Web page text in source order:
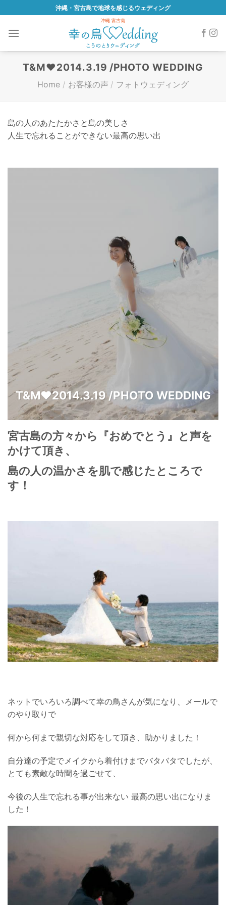
to
content
沖縄・宮古島で地球を感じるウェディング
T&M♥2014.3.19 /PHOTO WEDDING
Home / お客様の声 / フォトウェディング
島の人のあたたかさと島の美しさ
人生で忘れることができない最高の思い出
T&M♥2014.3.19 /PHOTO WEDDING
宮古島の方々から『おめでとう』と声を
かけて頂き、
島の人の温かさを肌で感じたところで
す！
ネットでいろいろ調べて幸の鳥さんが気になり、メールで
のやり取りで
何から何まで親切な対応をして頂き、助かりました！
自分達の予定でメイクから着付けまでバタバタでしたが、
とても素敵な時間を過ごせて、
今後の人生で忘れる事が出来ない 最高の思い出になりま
した！